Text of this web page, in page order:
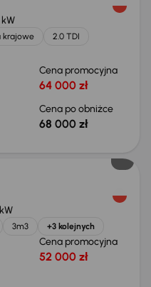
krajowe
2.0 TDI
Cena promocyjna
64 000 zł
Cena po obniżce
68 000 zł
3m3 +3 kolejnych
Cena promocyjna
52 000 zł